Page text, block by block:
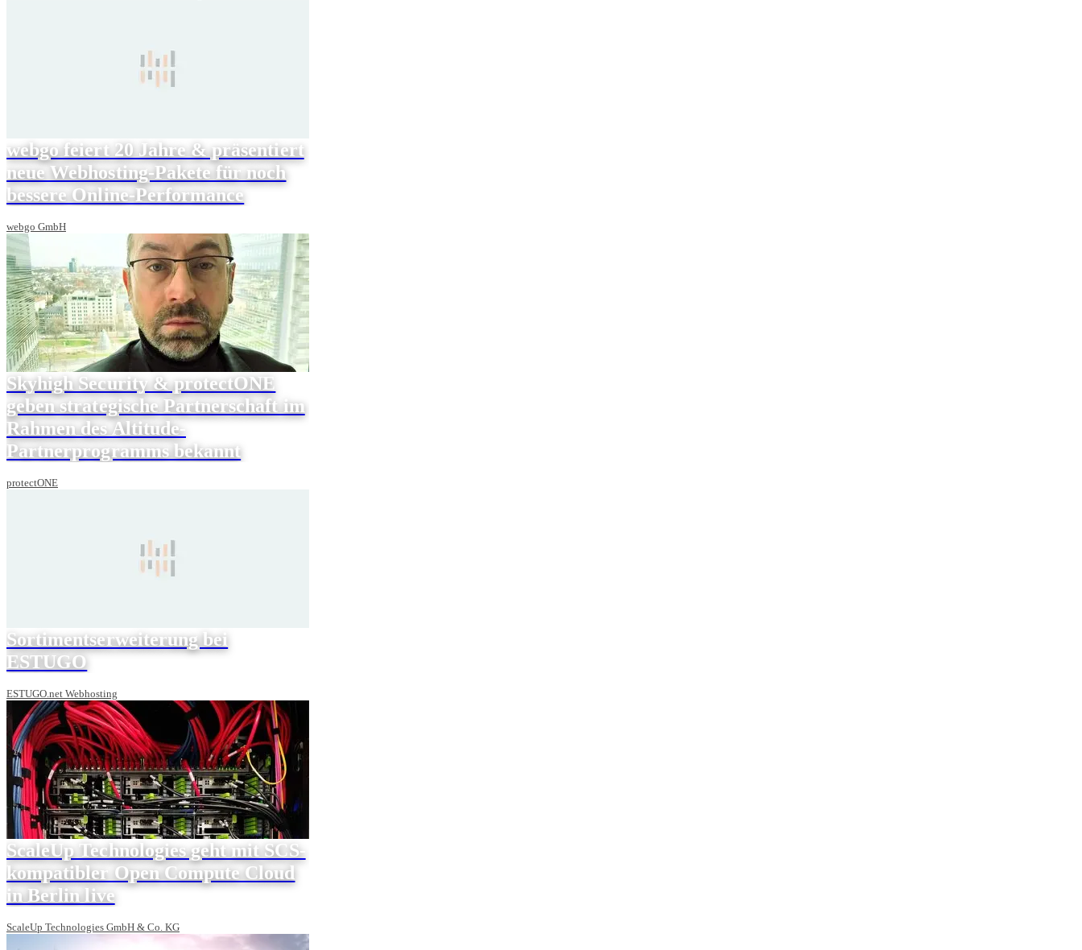
webgo feiert 20 Jahre & präsentiert
neue Webhosting-Pakete für noch
bessere Online-Performance
webgo GmbH
Skyhigh Security & protectONE
geben strategische Partnerschaft im
Rahmen des Altitude-
Partnerprogramms bekannt
protectONE
Sortimentserweiterung bei
ESTUGO
ESTUGO.net Webhosting
ScaleUp Technologies geht mit SCS-
kompatibler Open Compute Cloud
in Berlin live
ScaleUp Technologies GmbH & Co. KG